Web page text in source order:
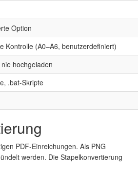
Option
Kontrolle (A0–A6, benutzerdefiniert)
hochgeladen
.bat-Skripte
PDF-Einreichungen. Als PNG
werden. Die Stapelkonvertierung